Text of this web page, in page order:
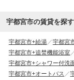
宇都宮市の賃貸を探す
宇都宮市+給湯 宇都宮
宇都宮市+追焚機能浴室
宇都宮市+シャワー付洗
宇都宮市+オートバス